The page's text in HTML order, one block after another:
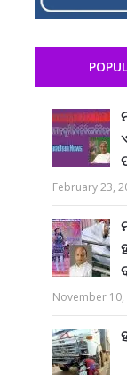
February 23,
November 10,